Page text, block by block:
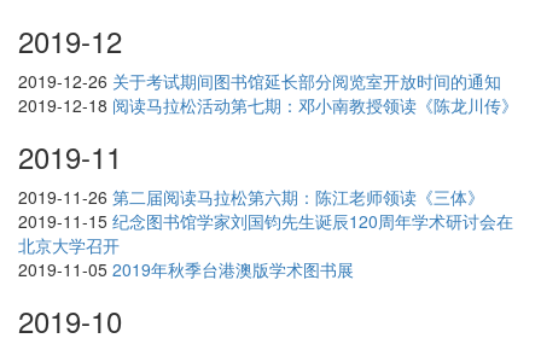
2019-12
2019-12-26 关于考试期间图书馆延长部分阅览室开放时间的通知
2019-12-18 阅读马拉松活动第七期：邓小南教授领读《陈龙川传》
2019-11
2019-11-26 第二届阅读马拉松第六期：陈江老师领读《三体》
2019-11-15 纪念图书馆学家刘国钧先生诞辰120周年学术研讨会在
北京大学召开
2019-11-05 2019年秋季台港澳版学术图书展
2019-10